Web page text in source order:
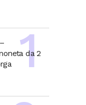
da 2